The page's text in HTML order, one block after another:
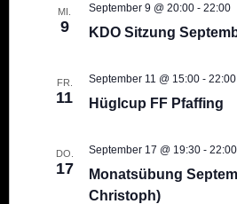
MI.
9 KDO Sitzung
September 9 @ 20:00- 22:00
FR.
11 Hüglcup FF Pfaffing
September 11 @ 15:00- 22:00
DO.
17
Monatsübung
Christoph)
September 17 @ 19:30- 22:00